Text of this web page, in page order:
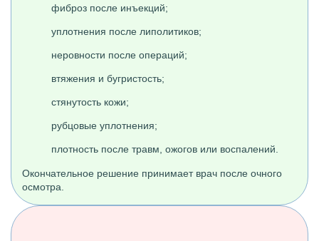
фиброз после инъекций;
уплотнения после липолитиков;
неровности после операций;
втяжения и бугристость;
стянутость кожи;
рубцовые уплотнения;
плотность после травм, ожогов или воспалений.
Окончательное решение принимает врач после очного
осмотра.